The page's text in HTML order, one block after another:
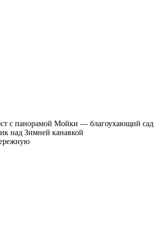
с панорамой Мойки — благоухающий сад
над Зимней канавкой